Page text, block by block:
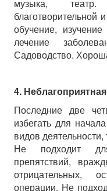
музыка,
благотворительной
обучение,
лечение
Садоводство.
4.
Последние две
избегать для
видов
Не подходит
препятствий,
отрицательных,
операции. Не